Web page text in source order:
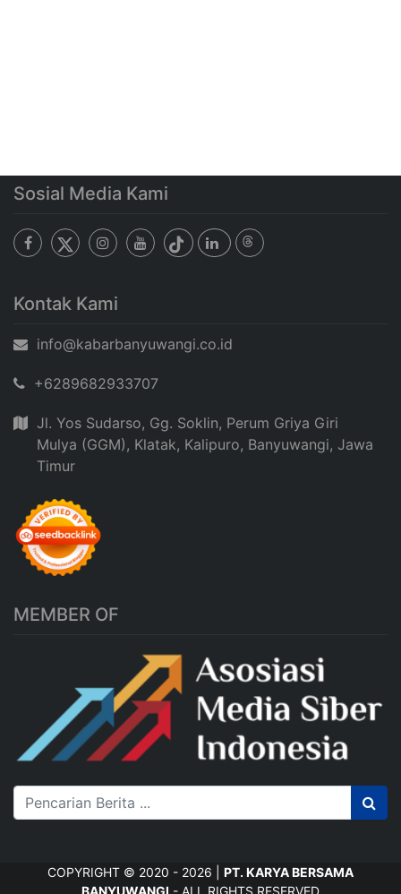
Sosial Media Kami
Kontak Kami
info@kabarbanyuwangi.co.id
+6289682933707
Jl. Yos Sudarso, Gg. Soklin, Perum Griya Giri
Mulya (GGM), Klatak, Kalipuro, Banyuwangi, Jawa
Timur
MEMBER OF
COPYRIGHT © 2020 - 2026 | PT. KARYA BERSAMA
BANYUWANGI - ALL RIGHTS RESERVED